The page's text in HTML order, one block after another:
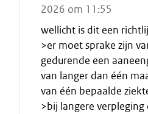
2026 om 11:55
wellicht is dit een
>er moet sprake zijn
gedurende een
van langer dan één
van één bepaalde
>bij langere verpleging